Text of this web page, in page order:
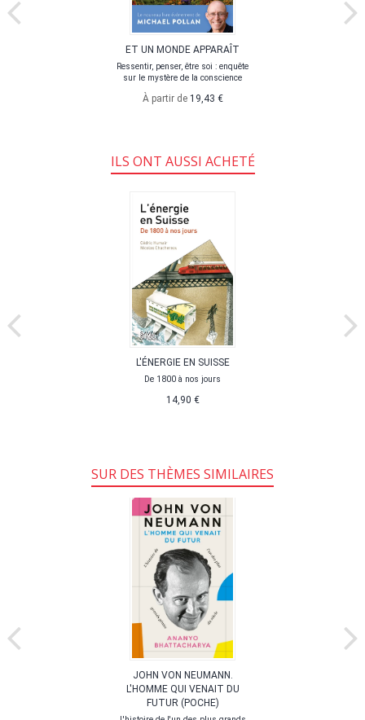
ET UN MONDE APPARAÎT
Ressentir, penser, être soi : enquête
sur le mystère de la conscience
À partir de 19,43 €
ILS ONT AUSSI ACHETÉ
L'ÉNERGIE EN SUISSE
De 1800 à nos jours
14,90 €
SUR DES THÈMES SIMILAIRES
JOHN VON NEUMANN.
L'HOMME QUI VENAIT DU
FUTUR (POCHE)